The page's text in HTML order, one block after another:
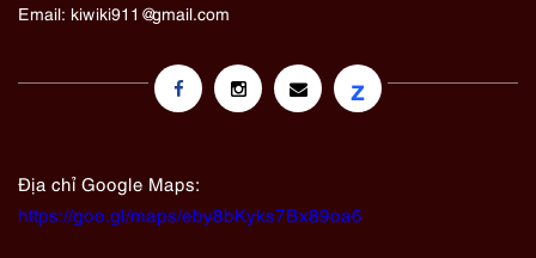
Email: kiwiki911@gmail.com
z
Địa chỉ Google Maps:
https://goo.gl/maps/eby8bKyks7Bx89oa6